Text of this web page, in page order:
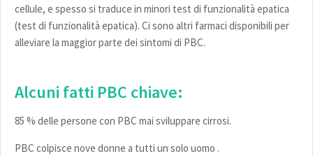
cellule, e spesso si traduce in minori test di funzionalità epatica
(test di funzionalità epatica). Ci sono altri farmaci disponibili per
alleviare la maggior parte dei sintomi di PBC.
Alcuni fatti PBC chiave:
85 % delle persone con PBC mai sviluppare cirrosi.
PBC colpisce nove donne a tutti un solo uomo .